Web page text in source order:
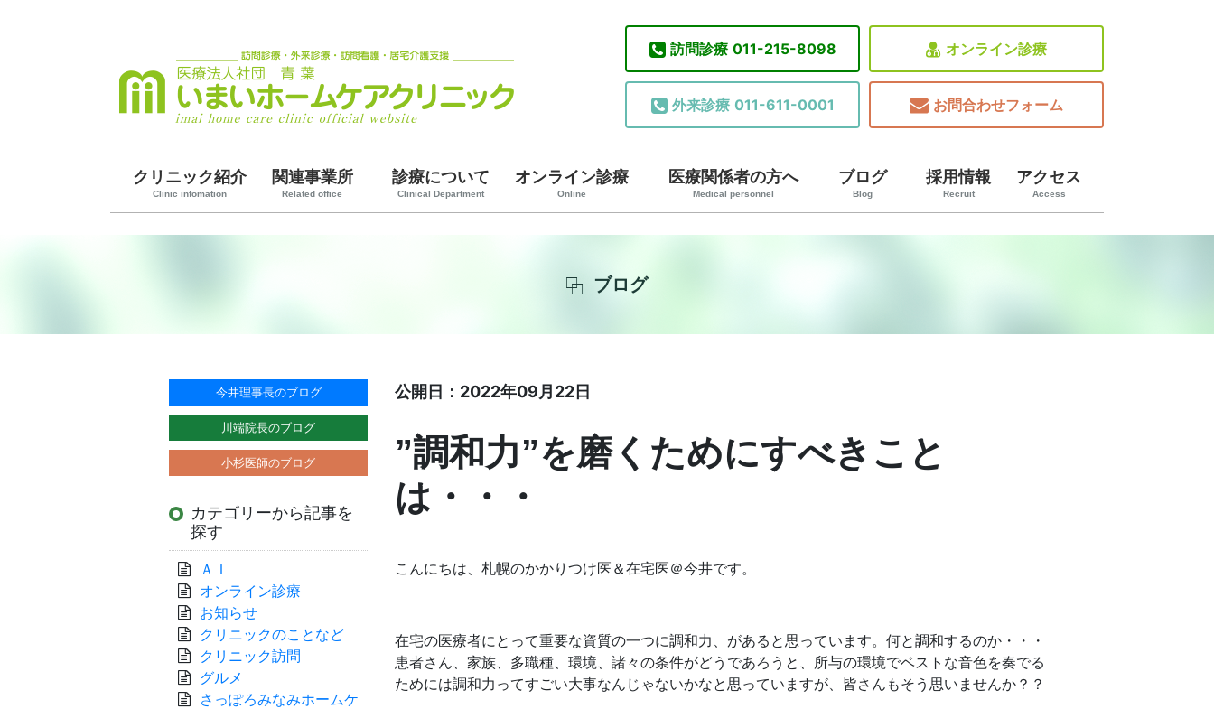
訪問診療 011-215-8098
外来診療 011-611-0001
オンライン診療
お問合わせフォーム
クリニック紹介
Clinic infomation
関連事業所
Related office
診療について
Clinical Department
オンライン診療
Online
医療関係者の方へ
Medical personnel
ブログ
Blog
採用情報
Recruit
アクセス
Access
ブログ
公開日：2022年09月22日
”調和力”を磨くためにすべきこと
は・・・
こんにちは、札幌のかかりつけ医＆在宅医＠今井です。
在宅の医療者にとって重要な資質の一つに調和力、があると思っています。何と調和するのか・・・
患者さん、家族、多職種、環境、諸々の条件がどうであろうと、所与の環境でベストな音色を奏でる
ためには調和力ってすごい大事なんじゃないかなと思っていますが、皆さんもそう思いませんか？？
今井理事長のブログ
川端院長のブログ
小杉医師のブログ
カテゴリーから記事を
探す
ＡＩ
オンライン診療
お知らせ
クリニックのことなど
クリニック訪問
グルメ
さっぽろみなみホームケ